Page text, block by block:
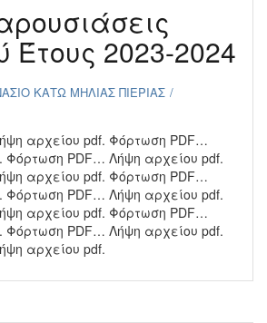
Έτους 2023-2024
ΚΑΤΩ ΜΗΛΙΑΣ ΠΙΕΡΙΑΣ
αρχείου pdf. Φόρτωση PDF…
Φόρτωση PDF… Λήψη αρχείου pdf.
αρχείου pdf. Φόρτωση PDF…
Φόρτωση PDF… Λήψη αρχείου pdf.
αρχείου pdf. Φόρτωση PDF…
Φόρτωση PDF… Λήψη αρχείου pdf.
αρχείου pdf.